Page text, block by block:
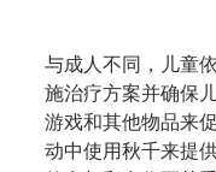
与成人不同，儿童
施治疗方案并确保
游戏和其他物品来
动中使用秋千来提